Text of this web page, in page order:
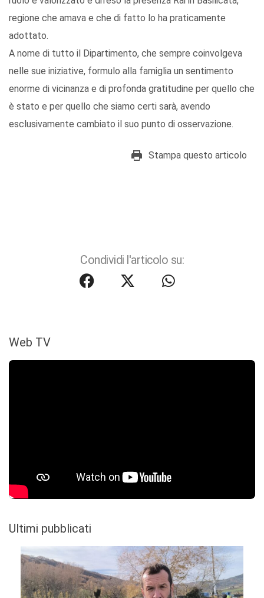
regione che amava e che di fatto lo ha praticamente
adottato.
A nome di tutto il Dipartimento, che sempre coinvolgeva
nelle sue iniziative, formulo alla famiglia un sentimento
enorme di vicinanza e di profonda gratitudine per quello che
è stato e per quello che siamo certi sarà, avendo
esclusivamente cambiato il suo punto di osservazione.
Stampa questo articolo
Condividi l'articolo su:
Web TV
Ultimi pubblicati